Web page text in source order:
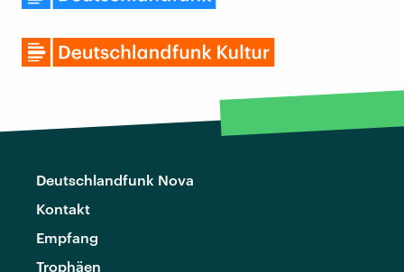
Deutschlandfunk Nova
Kontakt
Empfang
Trophäen